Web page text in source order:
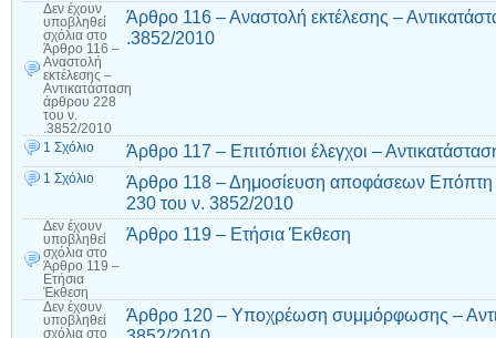
Δεν έχουν
υποβληθεί
σχόλια στο
Άρθρο 116 –
Αναστολή
εκτέλεσης –
Αντικατάσταση
άρθρου 228
του ν.
.3852/2010
Άρθρο 116 – Αναστολή εκτέλεσης –
.3852/2010
1 Σχόλιο Άρθρο 117 – Επιτόπιοι έλεγχοι –
1 Σχόλιο
Άρθρο 118 – Δημοσίευση αποφάσεων Επόπτη
230 του ν. 3852/2010
Δεν έχουν
υποβληθεί
σχόλια στο
Άρθρο 119 –
Ετήσια
Έκθεση
Άρθρο 119 – Ετήσια Έκθεση
Δεν έχουν
υποβληθεί
σχόλια στο
Άρθρο 120 – Υποχρέωση συμμόρφωσης –